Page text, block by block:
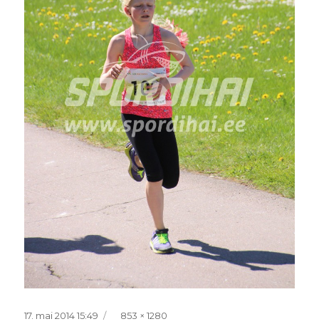
Postitatud
17. mai 2014 15:49 Täissuurus
853 × 1280